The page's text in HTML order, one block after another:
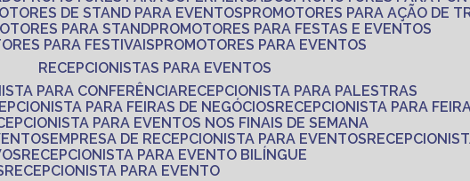
DE STAND PARA EVENTOS
PROMOTORES PARA AÇÃO DE
PARA STAND PROMOTORES PARA FESTAS E EVENTOS
PARA FESTIVAIS
PROMOTORES PARA EVENTOS
RECEPCIONISTAS PARA EVENTOS
PARA CONFERÊNCIA
RECEPCIONISTA PARA PALESTRAS
PARA FEIRAS DE NEGÓCIOS
RECEPCIONISTA PARA
PARA EVENTOS NOS FINAIS DE SEMANA
EMPRESA DE RECEPCIONISTA PARA EVENTOS
RECEPCIONISTA PARA EVENTO BILÍNGUE
RECEPCIONISTA PARA EVENTO